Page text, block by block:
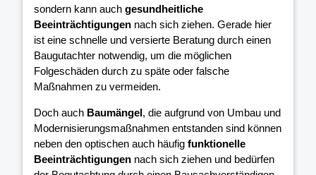
sondern kann auch gesundheitliche
Beeinträchtigungen nach sich ziehen. Gerade hier
ist eine schnelle und versierte Beratung durch einen
Baugutachter notwendig, um die möglichen
Folgeschäden durch zu späte oder falsche
Maßnahmen zu vermeiden.
Doch auch Baumängel, die aufgrund von Umbau und
Modernisierungsmaßnahmen entstanden sind können
neben den optischen auch häufig funktionelle
Beeinträchtigungen nach sich ziehen und bedürfen